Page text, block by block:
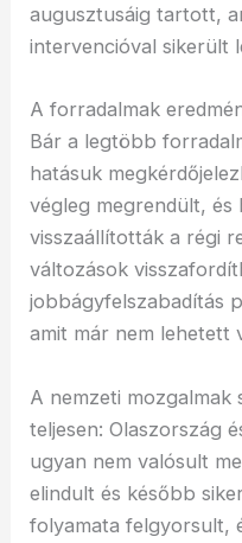
augusztusáig tartott,
intervencióval sikerült
A forradalmak
Bár a legtöbb
hatásuk
végleg megrendült, és
visszaállították a régi
változások
jobbágyfelszabadítás
amit már nem lehetett
A nemzeti mozgalmak
teljesen: Olaszország
ugyan nem valósult
elindult és később
folyamata felgyorsult,